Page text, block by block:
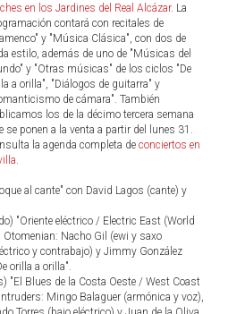
en los Jardines del Real Alcázar. La
contará con recitales de
y "Música Clásica", con dos de
estilo, además de uno de "Músicas del
y "Otras músicas" de los ciclos "De
a orilla", "Diálogos de guitarra" y
de cámara". También
los de la décimo tercera semana
se ponen a la venta a partir del lunes 31.
la agenda completa de conciertos en
.
al cante" con David Lagos (cante) y
"Oriente eléctrico / Electric East (World
Nacho Gil (ewi y saxo
y contrabajo) y Jimmy González
orilla a orilla".
"El Blues de la Costa Oeste / West Coast
Mingo Balaguer (armónica y voz),